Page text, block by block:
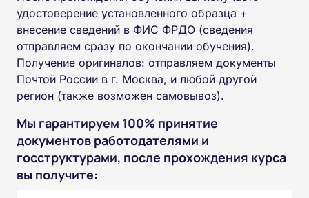
удостоверение установленного образца +
внесение сведений в ФИС ФРДО (сведения
отправляем сразу по окончании обучения).
Получение оригиналов: отправляем документы
Почтой России в г. Москва, и любой другой
регион (также возможен самовывоз).
Мы гарантируем 100% принятие
документов работодателями и
госструктурами, после прохождения курса
вы получите: